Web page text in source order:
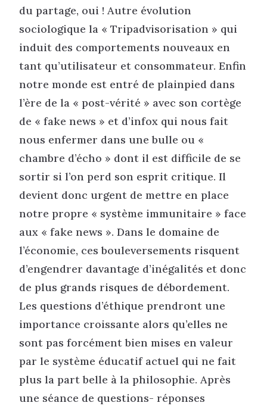
du partage, oui ! Autre évolution
sociologique la « Tripadvisorisation » qui
induit des comportements nouveaux en
tant qu’utilisateur et consommateur. Enfin
notre monde est entré de plainpied dans
l’ère de la « post-vérité » avec son cortège
de « fake news » et d’infox qui nous fait
nous enfermer dans une bulle ou «
chambre d’écho » dont il est difficile de se
sortir si l’on perd son esprit critique. Il
devient donc urgent de mettre en place
notre propre « système immunitaire » face
aux « fake news ». Dans le domaine de
l’économie, ces bouleversements risquent
d’engendrer davantage d’inégalités et donc
de plus grands risques de débordement.
Les questions d’éthique prendront une
importance croissante alors qu’elles ne
sont pas forcément bien mises en valeur
par le système éducatif actuel qui ne fait
plus la part belle à la philosophie. Après
une séance de questions- réponses